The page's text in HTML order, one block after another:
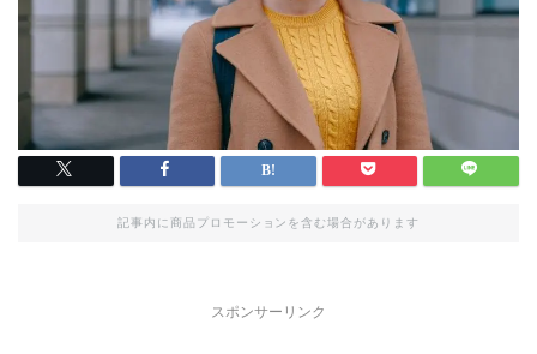
記事内に商品プロモーションを含む場合があります
スポンサーリンク